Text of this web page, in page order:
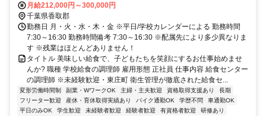
車通勤可
月給212,000円～300,000円
千葉県香取郡
勤務日 月・火・水・木・金 ※平日/学校カレンダーによる 勤務時間
7:30～16:30 勤務時間備考 7:30～16:30 ※配属先により多少異なりま
す ※残業はほとんどありません！
タイトル 美味しい給食で、子どもたちを笑顔にするお仕事始めませ
んか? 職種 学校給食の調理師 雇用形態 正社員 仕事内容 給食センター
の調理師 ※未経験歓迎・東庄町 衛生管理が徹底された給食セ...
変形労働時間制 副業・WワークOK 主婦・主夫歓迎 資格取得支援あり
長期
フリーター歓迎
産休・育休取得実績あり バイク通勤OK 学歴不問
車通勤OK
平日のみOK
学生歓迎 未経験者歓迎 経験者歓迎 有資格者歓迎
研修あり